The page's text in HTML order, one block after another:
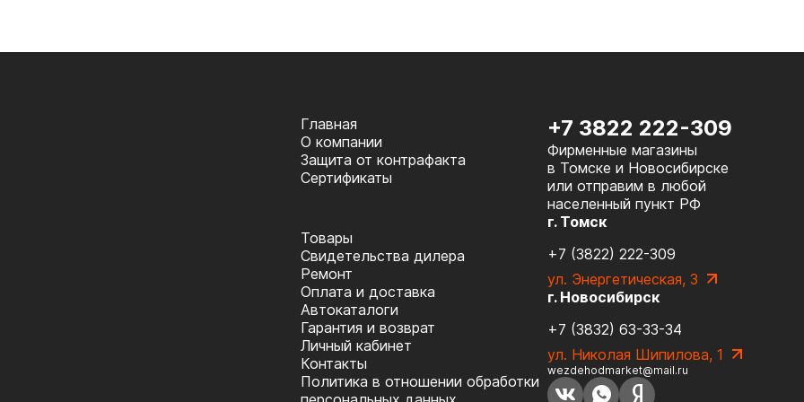
Главная
О компании
Защита от контрафакта
Сертификаты
Товары
Cвидетельства дилера
Ремонт
Оплата и доставка
Автокаталоги
Гарантия и возврат
Личный кабинет
Контакты
Политика в отношении обработки
+7 3822 222-309
Фирменные магазины
в Томске и Новосибирске
или отправим в любой
населенный пункт РФ
г. Томск
+7 (3822) 222-309
ул. Энергетическая, 3
г. Новосибирск
+7 (3832) 63-33-34
ул. Николая Шипилова, 1
wezdehodmarket@mail.ru